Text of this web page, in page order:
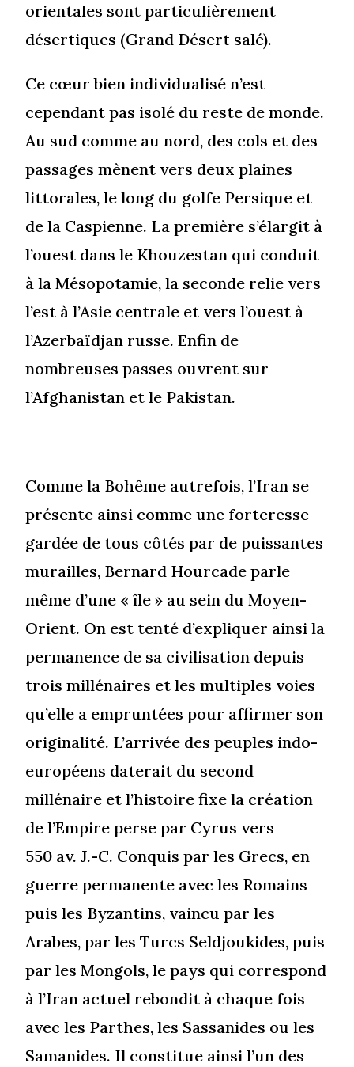
orientales sont particulièrement
désertiques (Grand Désert salé).
Ce cœur bien individualisé n’est
cependant pas isolé du reste de monde.
Au sud comme au nord, des cols et des
passages mènent vers deux plaines
littorales, le long du golfe Persique et
de la Caspienne. La première s’élargit à
l’ouest dans le Khouzestan qui conduit
à la Mésopotamie, la seconde relie vers
l’est à l’Asie centrale et vers l’ouest à
l’Azerbaïdjan russe. Enfin de
nombreuses passes ouvrent sur
l’Afghanistan et le Pakistan.
Comme la Bohême autrefois, l’Iran se
présente ainsi comme une forteresse
gardée de tous côtés par de puissantes
murailles, Bernard Hourcade parle
même d’une « île » au sein du Moyen-
Orient. On est tenté d’expliquer ainsi la
permanence de sa civilisation depuis
trois millénaires et les multiples voies
qu’elle a empruntées pour affirmer son
originalité. L’arrivée des peuples indo-
européens daterait du second
millénaire et l’histoire fixe la création
de l’Empire perse par Cyrus vers
550 av. J.-C. Conquis par les Grecs, en
guerre permanente avec les Romains
puis les Byzantins, vaincu par les
Arabes, par les Turcs Seldjoukides, puis
par les Mongols, le pays qui correspond
à l’Iran actuel rebondit à chaque fois
avec les Parthes, les Sassanides ou les
Samanides. Il constitue ainsi l’un des